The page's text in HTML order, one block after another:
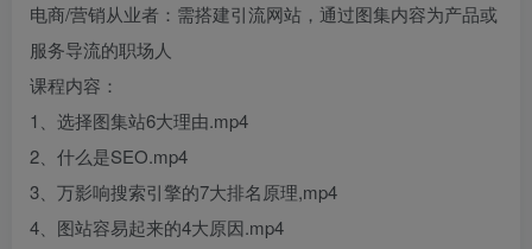
电商/营销从业者：需搭建引流网站，通过图集内容为产品或
服务导流的职场人
课程内容：
1、选择图集站6大理由.mp4
2、什么是SEO.mp4
3、万影响搜索引擎的7大排名原理,mp4
4、图站容易起来的4大原因.mp4